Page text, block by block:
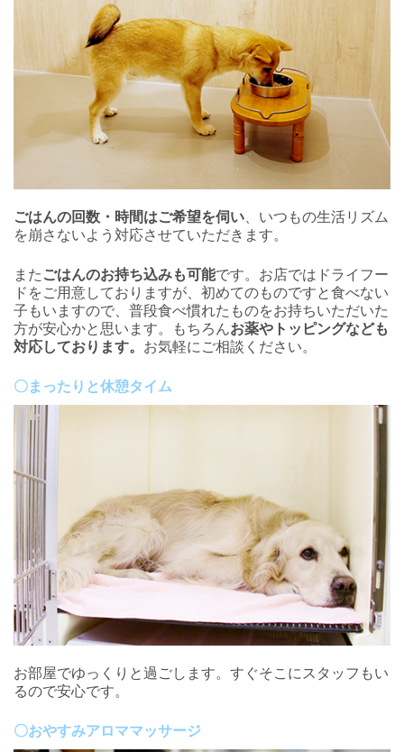
ごはんの回数・時間はご希望を伺い、いつもの生活リズム
を崩さないよう対応させていただきます。
また ごはんのお持ち込みも可能です。お店ではドライフー
ドをご用意しておりますが、初めてのものですと食べない
子もいますので、普段食べ慣れたものをお持ちいただいた
方が安心かと思います。もちろんお薬やトッピングなども
対応しております。 お気軽にご相談ください。
〇まったりと休憩タイム
お部屋でゆっくりと過ごします。すぐそこにスタッフもい
るので安心です。
〇おやすみアロママッサージ